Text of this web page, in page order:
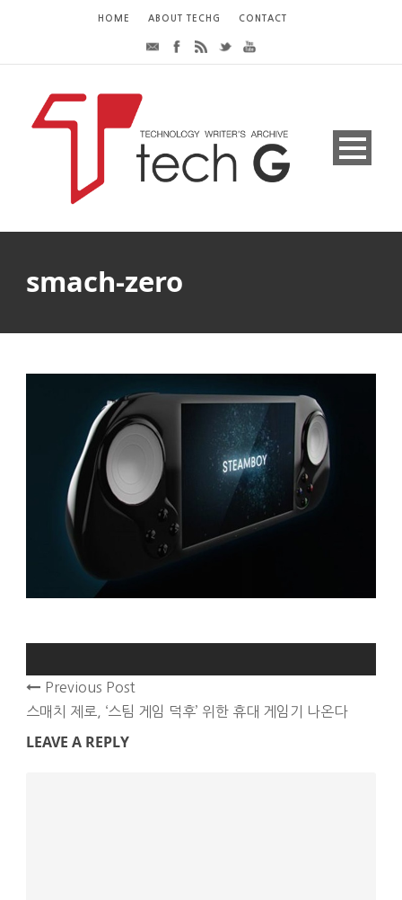
HOME ABOUT TECHG CONTACT
smach-zero
Previous Post
스매치 제로, ‘스팀 게임 덕후’ 위한 휴대 게임기 나온다
LEAVE A REPLY